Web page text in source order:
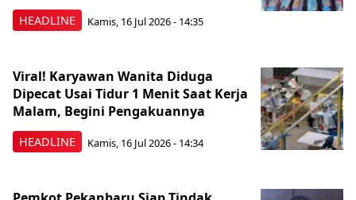
HEADLINE Kamis, 16 Jul 2026 - 14:35
HEADLINE
Viral! Karyawan Wanita Diduga
Dipecat Usai Tidur 1 Menit Saat Kerja
Malam, Begini Pengakuannya
Kamis, 16 Jul 2026 - 14:34